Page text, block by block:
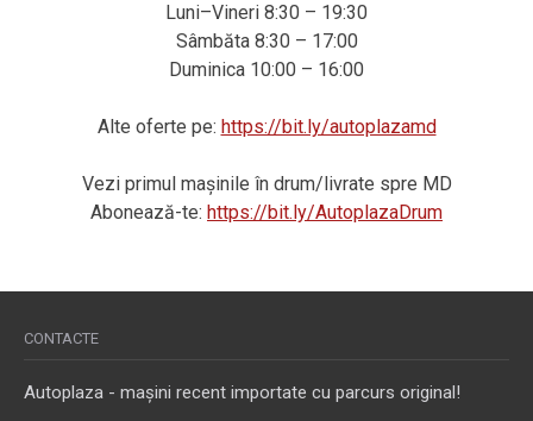
Luni–Vineri 8:30 – 19:30
Sâmbăta 8:30 – 17:00
Duminica 10:00 – 16:00
Alte oferte pe: https://bit.ly/autoplazamd
Vezi primul mașinile în drum/livrate spre MD
Abonează-te: https://bit.ly/AutoplazaDrum
CONTACTE
Autoplaza - mașini recent importate cu parcurs original!